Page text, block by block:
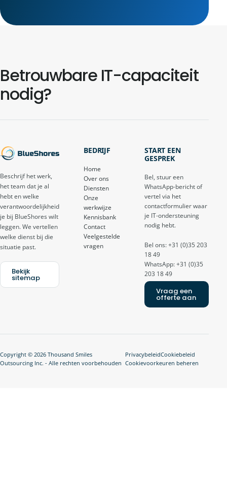
Betrouwbare IT-capaciteit
nodig?
Beschrijf het werk,
het team dat je al
hebt en welke
verantwoordelijkheid
je bij BlueShores wilt
leggen. We vertellen
welke dienst bij die
situatie past.
Bekijk
sitemap
BEDRIJF
Home
Over ons
Diensten
Onze
werkwijze
Kennisbank
Contact
Veelgestelde
vragen
START EEN
GESPREK
Bel, stuur een
WhatsApp-bericht of
vertel via het
contactformulier waar
je IT-ondersteuning
nodig hebt.
Bel ons: +31 (0)35 203
18 49
WhatsApp: +31 (0)35
203 18 49
Vraag een
offerte aan
Copyright © 2026 Thousand Smiles
Outsourcing Inc. - Alle rechten voorbehouden
PrivacybeleidCookiebeleid
Cookievoorkeuren beheren